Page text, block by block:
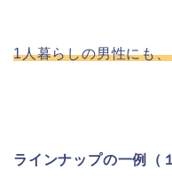
1人暮らしの男性にも
ラインナップの一例（